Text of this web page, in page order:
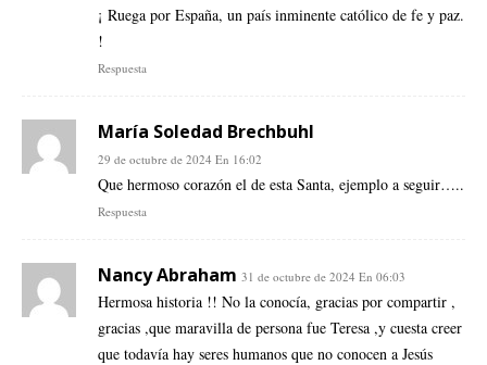
¡ Ruega por España, un país inminente católico de fe y paz.
!
Respuesta
María Soledad Brechbuhl
29 de octubre de 2024 En 16:02
Que hermoso corazón el de esta Santa, ejemplo a seguir…..
Respuesta
Nancy Abraham 31 de octubre de 2024 En 06:03
Hermosa historia !! No la conocía, gracias por compartir ,
gracias ,que maravilla de persona fue Teresa ,y cuesta creer
que todavía hay seres humanos que no conocen a Jesús